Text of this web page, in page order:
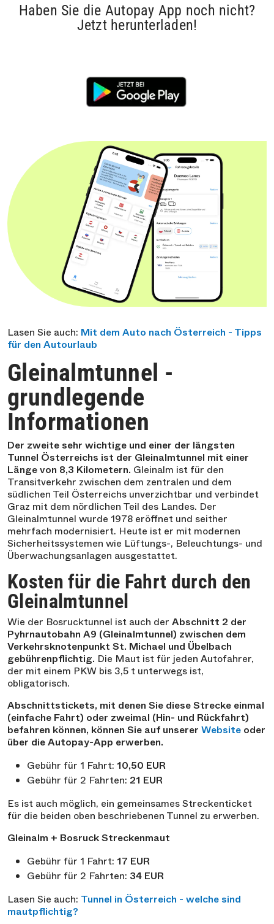
Haben Sie die Autopay App noch nicht?
Jetzt herunterladen!
Lasen Sie auch: Mit dem Auto nach Österreich - Tipps
für den Autourlaub
Gleinalmtunnel -
grundlegende
Informationen
Der zweite sehr wichtige und einer der längsten
Tunnel Österreichs ist der Gleinalmtunnel mit einer
Länge von 8,3 Kilometern. Gleinalm ist für den
Transitverkehr zwischen dem zentralen und dem
südlichen Teil Österreichs unverzichtbar und verbindet
Graz mit dem nördlichen Teil des Landes. Der
Gleinalmtunnel wurde 1978 eröffnet und seither
mehrfach modernisiert. Heute ist er mit modernen
Sicherheitssystemen wie Lüftungs-, Beleuchtungs- und
Überwachungsanlagen ausgestattet.
Kosten für die Fahrt durch den
Gleinalmtunnel
Wie der Bosrucktunnel ist auch der Abschnitt 2 der
Pyhrnautobahn A9 (Gleinalmtunnel) zwischen dem
Verkehrsknotenpunkt St. Michael und Übelbach
gebührenpflichtig. Die Maut ist für jeden Autofahrer,
der mit einem PKW bis 3,5 t unterwegs ist,
obligatorisch.
Abschnittstickets, mit denen Sie diese Strecke einmal
(einfache Fahrt) oder zweimal (Hin- und Rückfahrt)
befahren können, können Sie auf unserer Website oder
über die Autopay-App erwerben.
Gebühr für 1 Fahrt: 10,50 EUR
Gebühr für 2 Fahrten: 21 EUR
Es ist auch möglich, ein gemeinsames Streckenticket
für die beiden oben beschriebenen Tunnel zu erwerben.
Gleinalm + Bosruck Streckenmaut
Gebühr für 1 Fahrt: 17 EUR
Gebühr für 2 Fahrten: 34 EUR
Lasen Sie auch: Tunnel in Österreich - welche sind
mautpflichtig?